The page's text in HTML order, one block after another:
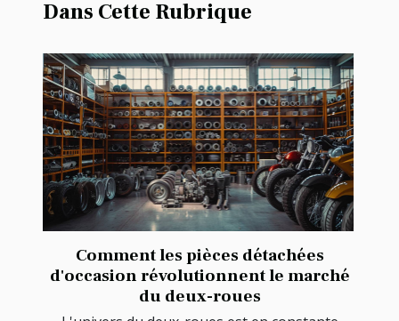
Dans Cette Rubrique
Comment les pièces détachées
d'occasion révolutionnent le marché
du deux-roues